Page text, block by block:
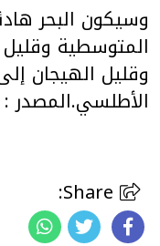
وسيكون البحر
المتوسطية وقليل
وقليل الهيجان
الأطلسي.المصدر :